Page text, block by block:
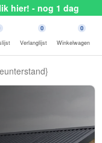
hier! - nog 1 dag
0
Verlanglijst
0
Winkelwagen